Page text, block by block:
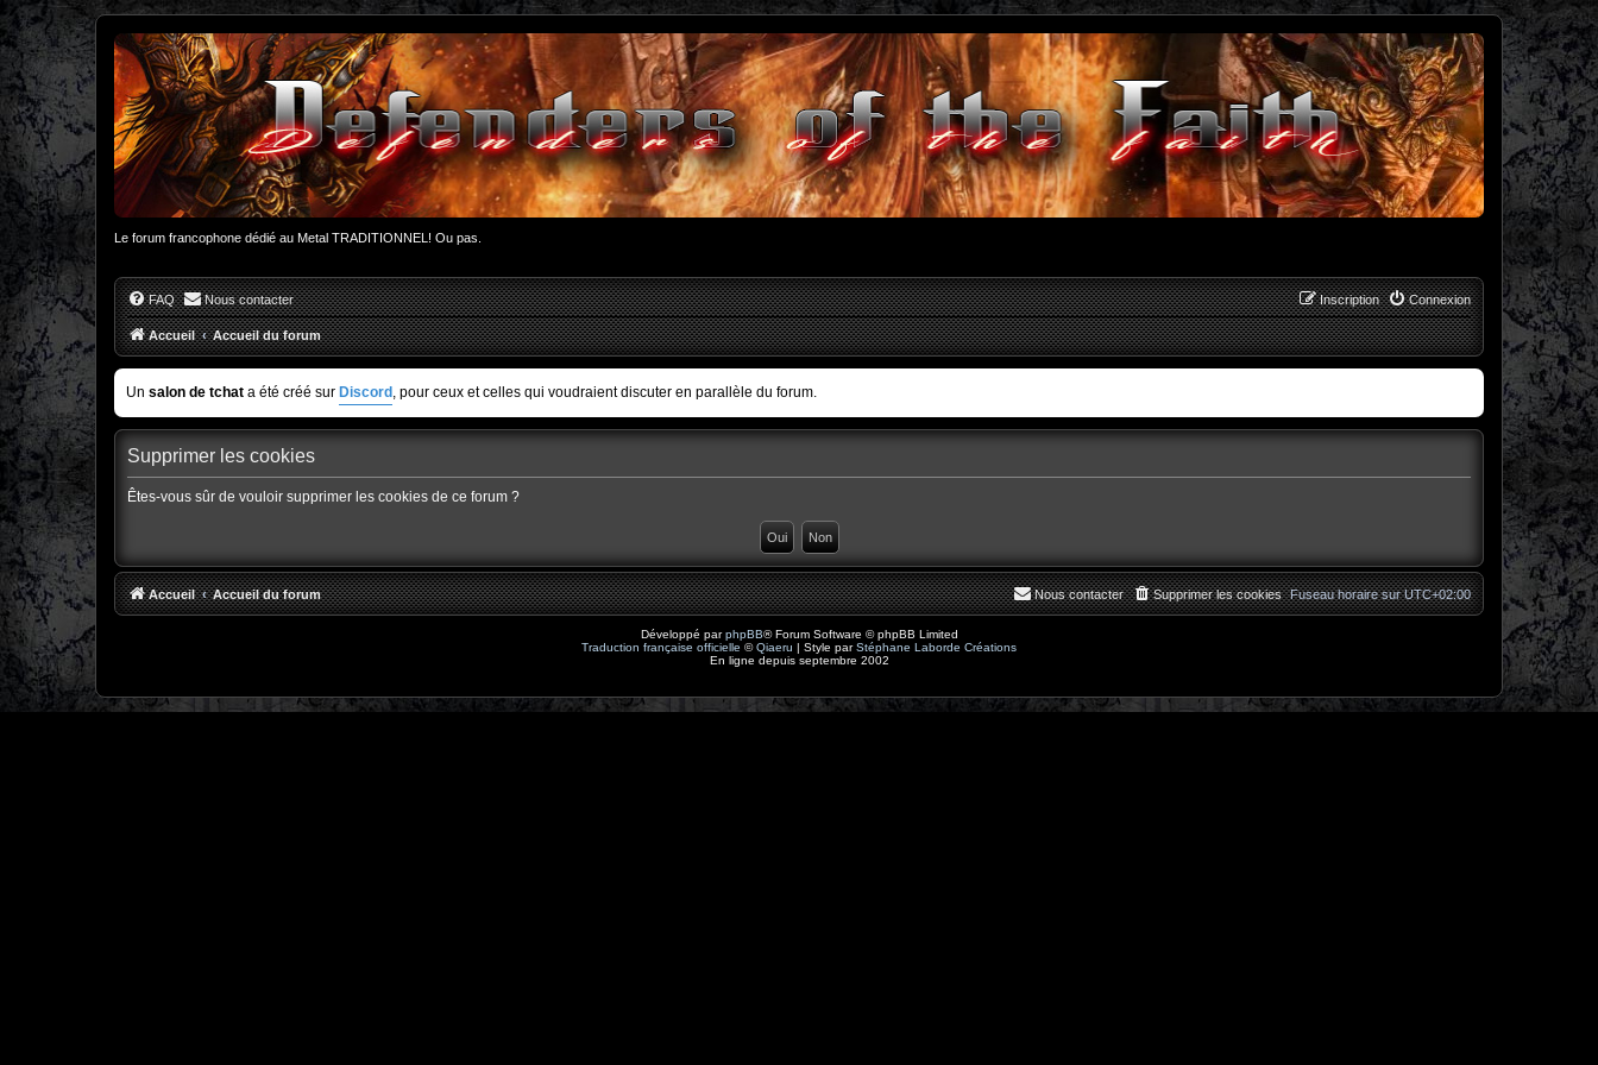
Le forum francophone dédié au Metal TRADITIONNEL! Ou pas.
FAQ Nous contacter Connexion
Inscription
Accueil Accueil du forum
Un salon de tchat a été créé sur Discord , pour ceux et celles qui voudraient discuter en parallèle du forum.
Supprimer les cookies
Êtes-vous sûr de vouloir supprimer les cookies de ce forum ?
Accueil Accueil du forum Fuseau horaire surUTC+02:00
Supprimer les cookies
Nous contacter
Développé parphpBB® Forum Software © phpBB Limited
Traduction française officielle ©Qiaeru | Style parStéphane Laborde Créations
En ligne depuis septembre 2002